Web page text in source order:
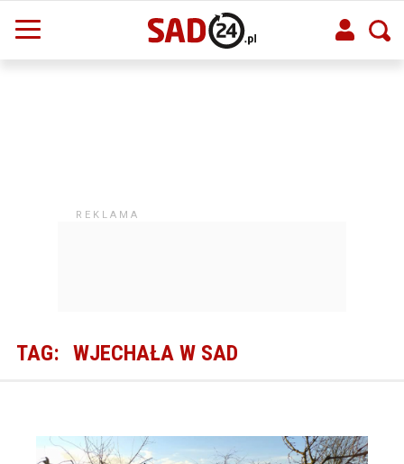
TAG: WJECHAŁA W SAD